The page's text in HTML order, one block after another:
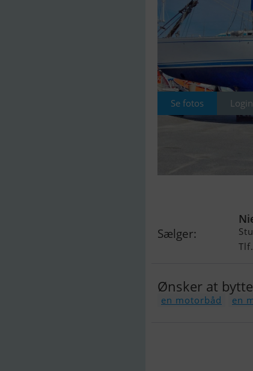
Se fotos Login
Sælger:
Ønsker at
en motorbåd en